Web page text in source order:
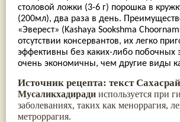
столовой ложки (3-6 г) порошка в
(200мл), два раза в день.
«Эверест» (Kashaya Sookshma
отсутствии консервантов, их легко
эффективны без каких-либо побочных
очень экономичны, чем другие виды
Источник рецепта: текст
Мусаликхадиради используется при
заболеваниях, таких как меноррагия,
метроррагия.
Паслён черный(13)
Ипомея
(12)
Коричник цейлонский(12)
Мирра(12)
Розовая соль (12)
Сверция(12)
Каменная соль(11)
Коровье молоко(11)
Мукуна жгучая (11)
Ним(11)